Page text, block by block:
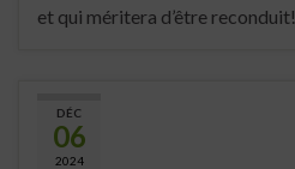
et qui méritera d’être reconduit!
DÉC
06
2024